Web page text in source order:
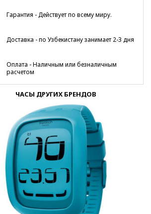
Гарантия - Действует по всему миру.
Доставка - по Узбекистану занимает 2-3 дня
Оплата - Наличным или безналичным
расчетом
ЧАСЫ ДРУГИХ БРЕНДОВ